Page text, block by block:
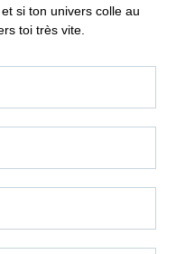
si ton univers colle au
toi très vite.